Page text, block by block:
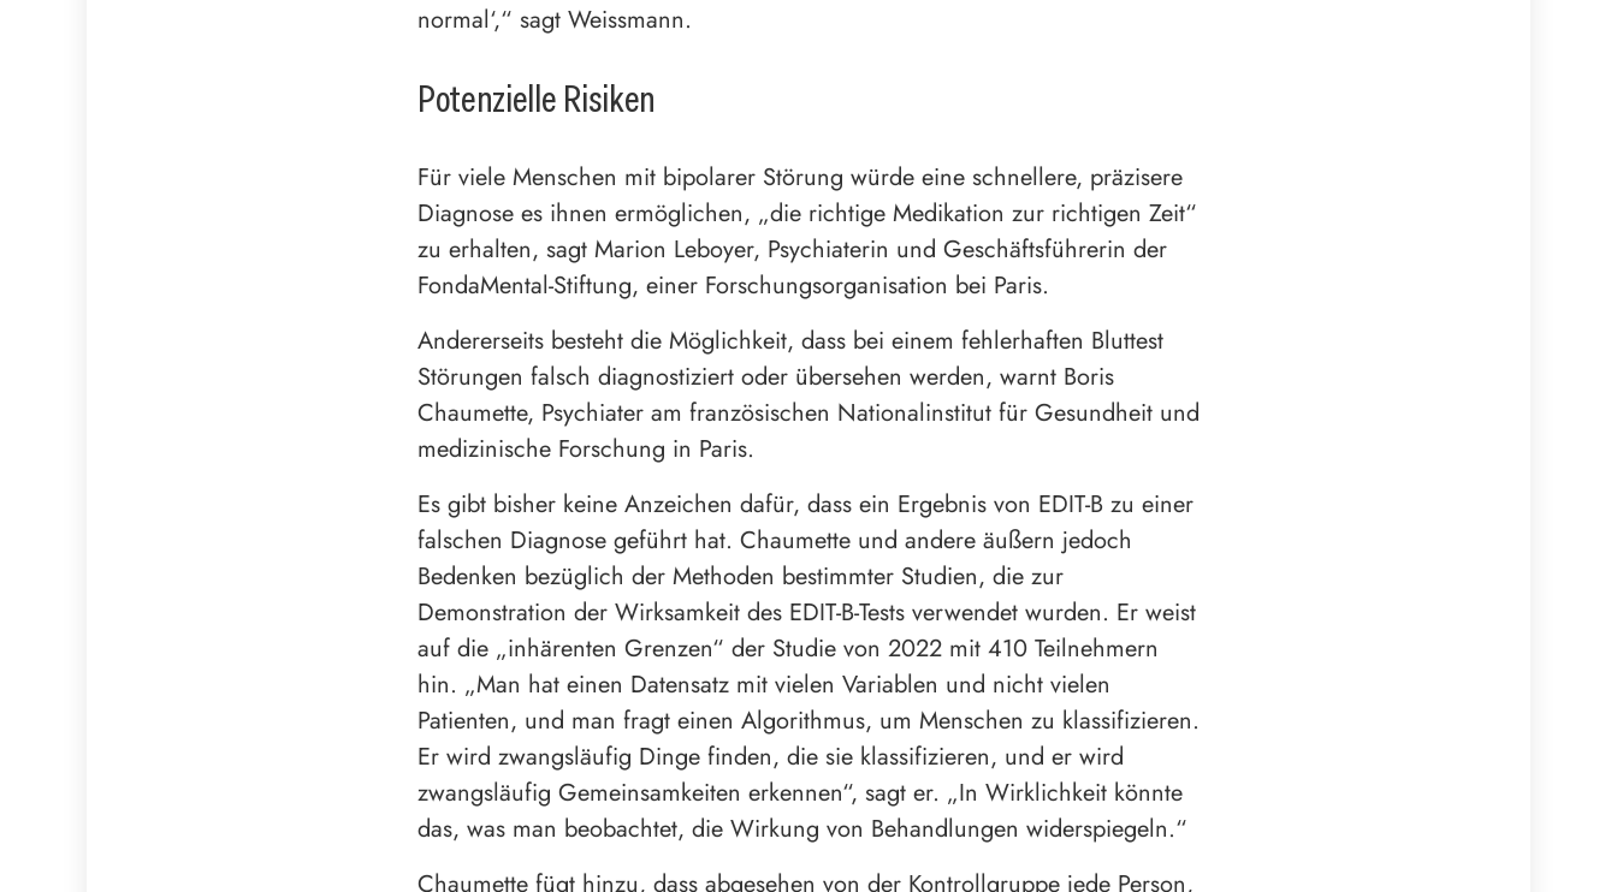
normal‘,“ sagt Weissmann.
Potenzielle Risiken
Für viele Menschen mit bipolarer Störung würde eine schnellere, präzisere
Diagnose es ihnen ermöglichen, „die richtige Medikation zur richtigen Zeit“
zu erhalten, sagt Marion Leboyer, Psychiaterin und Geschäftsführerin der
FondaMental-Stiftung, einer Forschungsorganisation bei Paris.
Andererseits besteht die Möglichkeit, dass bei einem fehlerhaften Bluttest
Störungen falsch diagnostiziert oder übersehen werden, warnt Boris
Chaumette, Psychiater am französischen Nationalinstitut für Gesundheit und
medizinische Forschung in Paris.
Es gibt bisher keine Anzeichen dafür, dass ein Ergebnis von EDIT-B zu einer
falschen Diagnose geführt hat. Chaumette und andere äußern jedoch
Bedenken bezüglich der Methoden bestimmter Studien, die zur
Demonstration der Wirksamkeit des EDIT-B-Tests verwendet wurden. Er weist
auf die „inhärenten Grenzen“ der Studie von 2022 mit 410 Teilnehmern
hin. „Man hat einen Datensatz mit vielen Variablen und nicht vielen
Patienten, und man fragt einen Algorithmus, um Menschen zu klassifizieren.
Er wird zwangsläufig Dinge finden, die sie klassifizieren, und er wird
zwangsläufig Gemeinsamkeiten erkennen“, sagt er. „In Wirklichkeit könnte
das, was man beobachtet, die Wirkung von Behandlungen widerspiegeln.“
Chaumette fügt hinzu, dass abgesehen von der Kontrollgruppe jede Person,